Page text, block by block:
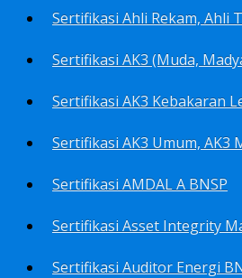
Sertifikasi Ahli Rekam, Ahli
Sertifikasi AK3 (Muda,
Sertifikasi AK3 Kebakaran
Sertifikasi AMDAL A BNSP
Sertifikasi Auditor Energi